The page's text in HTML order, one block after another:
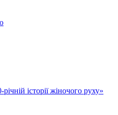
історії жіночого руху»